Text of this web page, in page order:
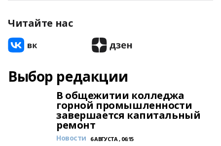
Читайте нас
Выбор редакции
В общежитии колледжа
горной промышленности
завершается капитальный
ремонт
Новости 6 АВГУСТА , 06:15